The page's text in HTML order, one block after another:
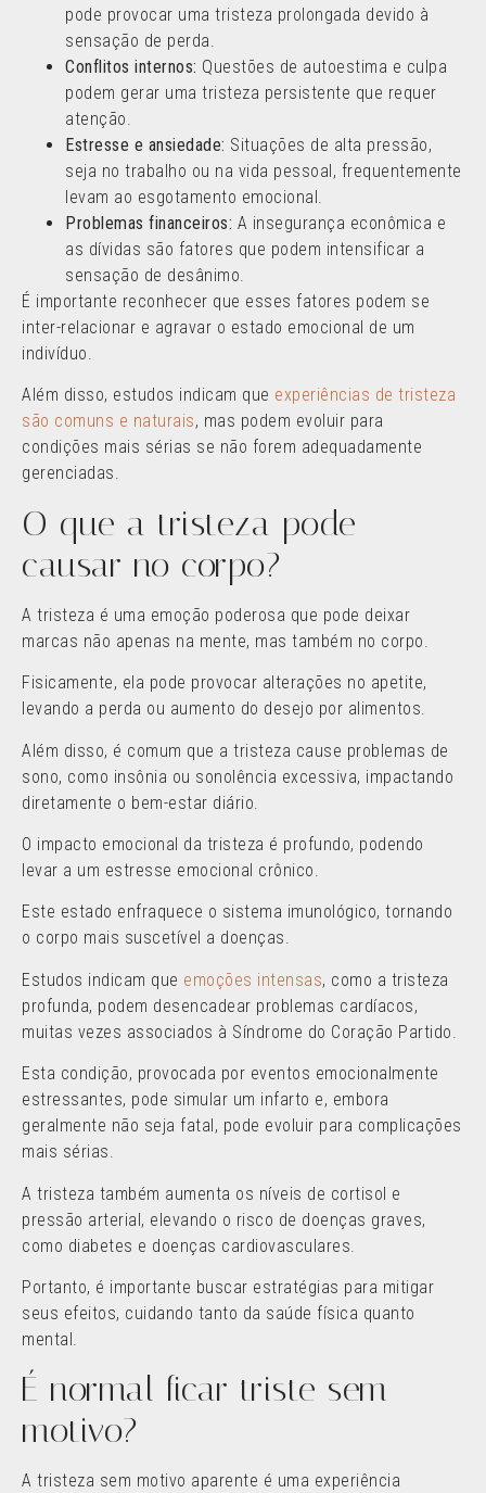
pode provocar uma tristeza prolongada devido à
sensação de perda.
Conflitos internos: Questões de autoestima e culpa
podem gerar uma tristeza persistente que requer
atenção.
Estresse e ansiedade: Situações de alta pressão,
seja no trabalho ou na vida pessoal, frequentemente
levam ao esgotamento emocional.
Problemas financeiros: A insegurança econômica e
as dívidas são fatores que podem intensificar a
sensação de desânimo.
É importante reconhecer que esses fatores podem se
inter-relacionar e agravar o estado emocional de um
indivíduo.
Além disso, estudos indicam que experiências de tristeza
são comuns e naturais, mas podem evoluir para
condições mais sérias se não forem adequadamente
gerenciadas.
O que a tristeza pode
causar no corpo?
A tristeza é uma emoção poderosa que pode deixar
marcas não apenas na mente, mas também no corpo.
Fisicamente, ela pode provocar alterações no apetite,
levando a perda ou aumento do desejo por alimentos.
Além disso, é comum que a tristeza cause problemas de
sono, como insônia ou sonolência excessiva, impactando
diretamente o bem-estar diário.
O impacto emocional da tristeza é profundo, podendo
levar a um estresse emocional crônico.
Este estado enfraquece o sistema imunológico, tornando
o corpo mais suscetível a doenças.
Estudos indicam que emoções intensas, como a tristeza
profunda, podem desencadear problemas cardíacos,
muitas vezes associados à Síndrome do Coração Partido.
Esta condição, provocada por eventos emocionalmente
estressantes, pode simular um infarto e, embora
geralmente não seja fatal, pode evoluir para complicações
mais sérias.
A tristeza também aumenta os níveis de cortisol e
pressão arterial, elevando o risco de doenças graves,
como diabetes e doenças cardiovasculares.
Portanto, é importante buscar estratégias para mitigar
seus efeitos, cuidando tanto da saúde física quanto
mental.
É normal ficar triste sem
motivo?
A tristeza sem motivo aparente é uma experiência